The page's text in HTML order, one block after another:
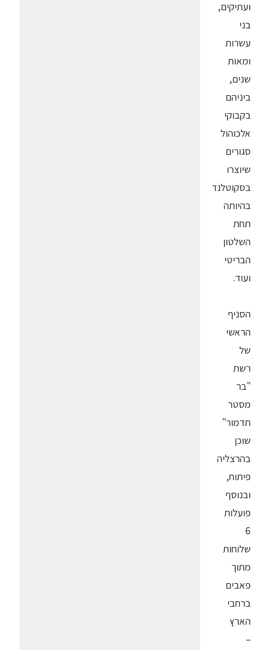
ועתיקים,
בני
עשרות
ומאות
שנים,
ביניהם
בקבוקי
אלכוהול
סגורים
שיוצרו
בסקוטלנד
בהיותה
תחת
השלטון
הבריטי
ועוד.
הסניף
הראשי
של
רשת
"בר
מסטר
תדמור"
שוכן
בהרצליה
פיתוח,
ובנוסף
פועלות
6
שלוחות
מתוך
פאבים
ברחבי
הארץ
–